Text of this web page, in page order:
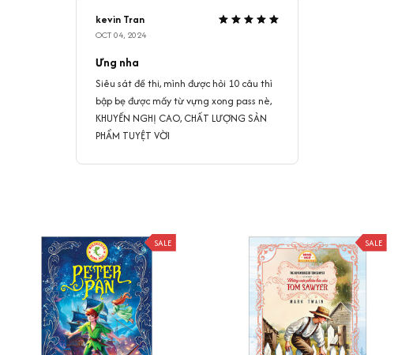
kevin Tran
OCT 04, 2024
Ưng nha
Siêu sát đề thi, mình được hỏi 10 câu thì
bập bẹ được mấy từ vựng xong pass nè,
KHUYẾN NGHỊ CAO, CHẤT LƯỢNG SẢN
PHẨM TUYỆT VỜI
SALE SALE